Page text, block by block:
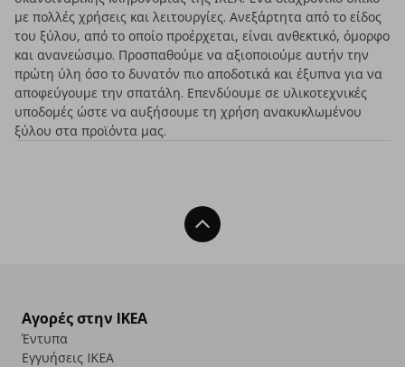
με πολλές χρήσεις και λειτουργίες. Ανεξάρτητα από το είδος
του ξύλου, από το οποίο προέρχεται, είναι ανθεκτικό, όμορφο
και ανανεώσιμο. Προσπαθούμε να αξιοποιούμε αυτήν την
πρώτη ύλη όσο το δυνατόν πιο αποδοτικά και έξυπνα για να
αποφεύγουμε την σπατάλη. Επενδύουμε σε υλικοτεχνικές
υποδομές ώστε να αυξήσουμε τη χρήση ανακυκλωμένου
ξύλου στα προϊόντα μας.
Back To Top
Αγορές στην IKEA
Έντυπα
Εγγυήσεις IKEA